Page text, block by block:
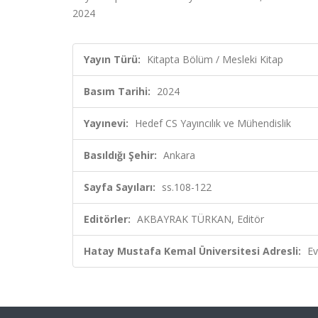
2024
Yayın Türü: Kitapta Bölüm / Mesleki Kitap
Basım Tarihi: 2024
Yayınevi: Hedef CS Yayıncılık ve Mühendislik
Basıldığı Şehir: Ankara
Sayfa Sayıları: ss.108-122
Editörler: AKBAYRAK TÜRKAN, Editör
Hatay Mustafa Kemal Üniversitesi Adresli: